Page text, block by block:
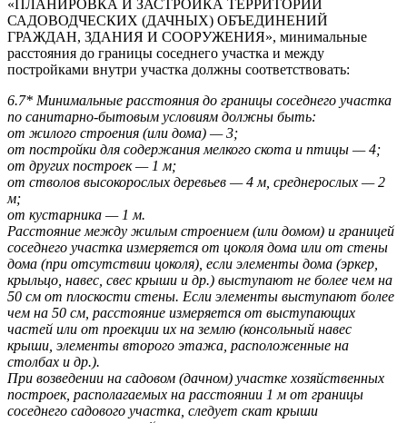
«ПЛАНИРОВКА И ЗАСТРОЙКА ТЕРРИТОРИЙ
САДОВОДЧЕСКИХ (ДАЧНЫХ) ОБЪЕДИНЕНИЙ
ГРАЖДАН, ЗДАНИЯ И СООРУЖЕНИЯ», минимальные
расстояния до границы соседнего участка и между
постройками внутри участка должны соответствовать:
6.7* Минимальные расстояния до границы соседнего участка
по санитарно-бытовым условиям должны быть:
от жилого строения (или дома) — 3;
от постройки для содержания мелкого скота и птицы — 4;
от других построек — 1 м;
от стволов высокорослых деревьев — 4 м, среднерослых — 2
м;
от кустарника — 1 м.
Расстояние между жилым строением (или домом) и границей
соседнего участка измеряется от цоколя дома или от стены
дома (при отсутствии цоколя), если элементы дома (эркер,
крыльцо, навес, свес крыши и др.) выступают не более чем на
50 см от плоскости стены. Если элементы выступают более
чем на 50 см, расстояние измеряется от выступающих
частей или от проекции их на землю (консольный навес
крыши, элементы второго этажа, расположенные на
столбах и др.).
При возведении на садовом (дачном) участке хозяйственных
построек, располагаемых на расстоянии 1 м от границы
соседнего садового участка, следует скат крыши